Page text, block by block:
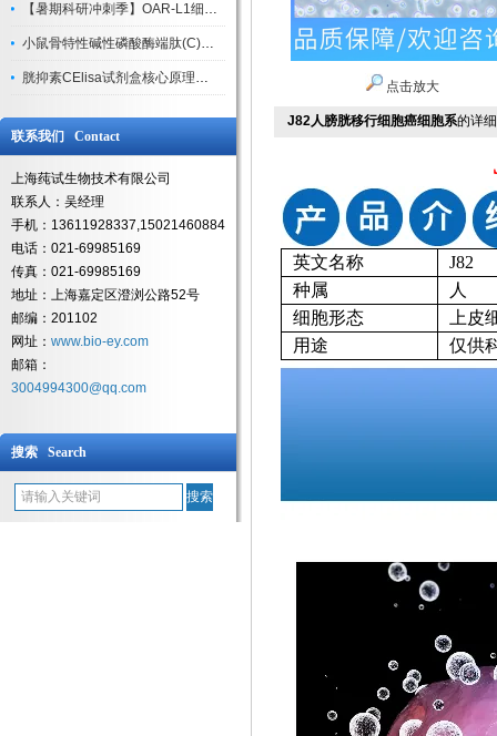
【暑期科研冲刺季】OAR-L1细胞专用培养基特惠，助力实验高效突破
小鼠骨特性碱性磷酸酶端肽(C)elisa试剂盒大促，骨科研人速囤
胱抑素CElisa试剂盒核心原理、产品特性与全流程操作规范详解
联系我们 Contact
上海莼试生物技术有限公司
联系人：吴经理
手机：13611928337,15021460884
电话：021-69985169
传真：021-69985169
地址：上海嘉定区澄浏公路52号
邮编：201102
网址： www.bio-ey.com
邮箱：
3004994300@qq.com
搜索 Search
点击放大
J82人膀胱移行细胞癌细胞系的详
英文名称
J82
种属
人
细胞形态
上皮
用途
仅供